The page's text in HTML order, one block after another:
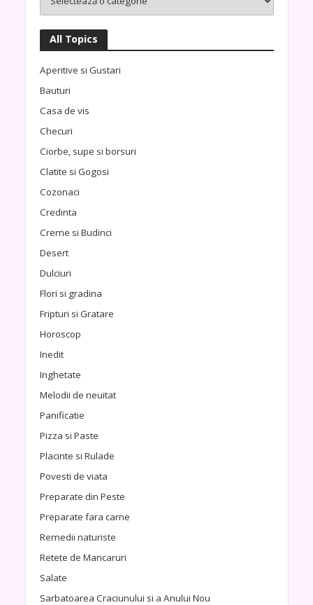
All Topics
Aperitive si Gustari
Bauturi
Casa de vis
Checuri
Ciorbe, supe si borsuri
Clatite si Gogosi
Cozonaci
Credinta
Creme si Budinci
Desert
Dulciuri
Flori si gradina
Fripturi si Gratare
Horoscop
Inedit
Inghetate
Melodii de neuitat
Panificatie
Pizza si Paste
Placinte si Rulade
Povesti de viata
Preparate din Peste
Preparate fara carne
Remedii naturiste
Retete de Mancaruri
Salate
Sarbatoarea Craciunului si a Anului Nou